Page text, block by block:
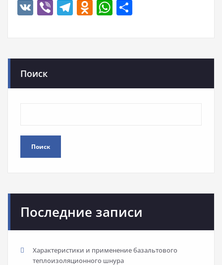
VK ViberTelegram
Odnoklassniki
WhatsApp
Поиск
Поиск
Последние записи
Характеристики и применение базальтового
теплоизоляционного шнура